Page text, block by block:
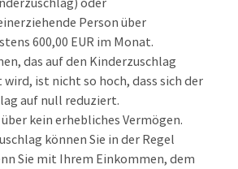
Person über
600,00 EUR im Monat.
das auf den Kinderzuschlag
ist nicht so hoch, dass sich der
auf null reduziert.
kein erhebliches Vermögen.
können Sie in der Regel
Sie mit Ihrem Einkommen, dem